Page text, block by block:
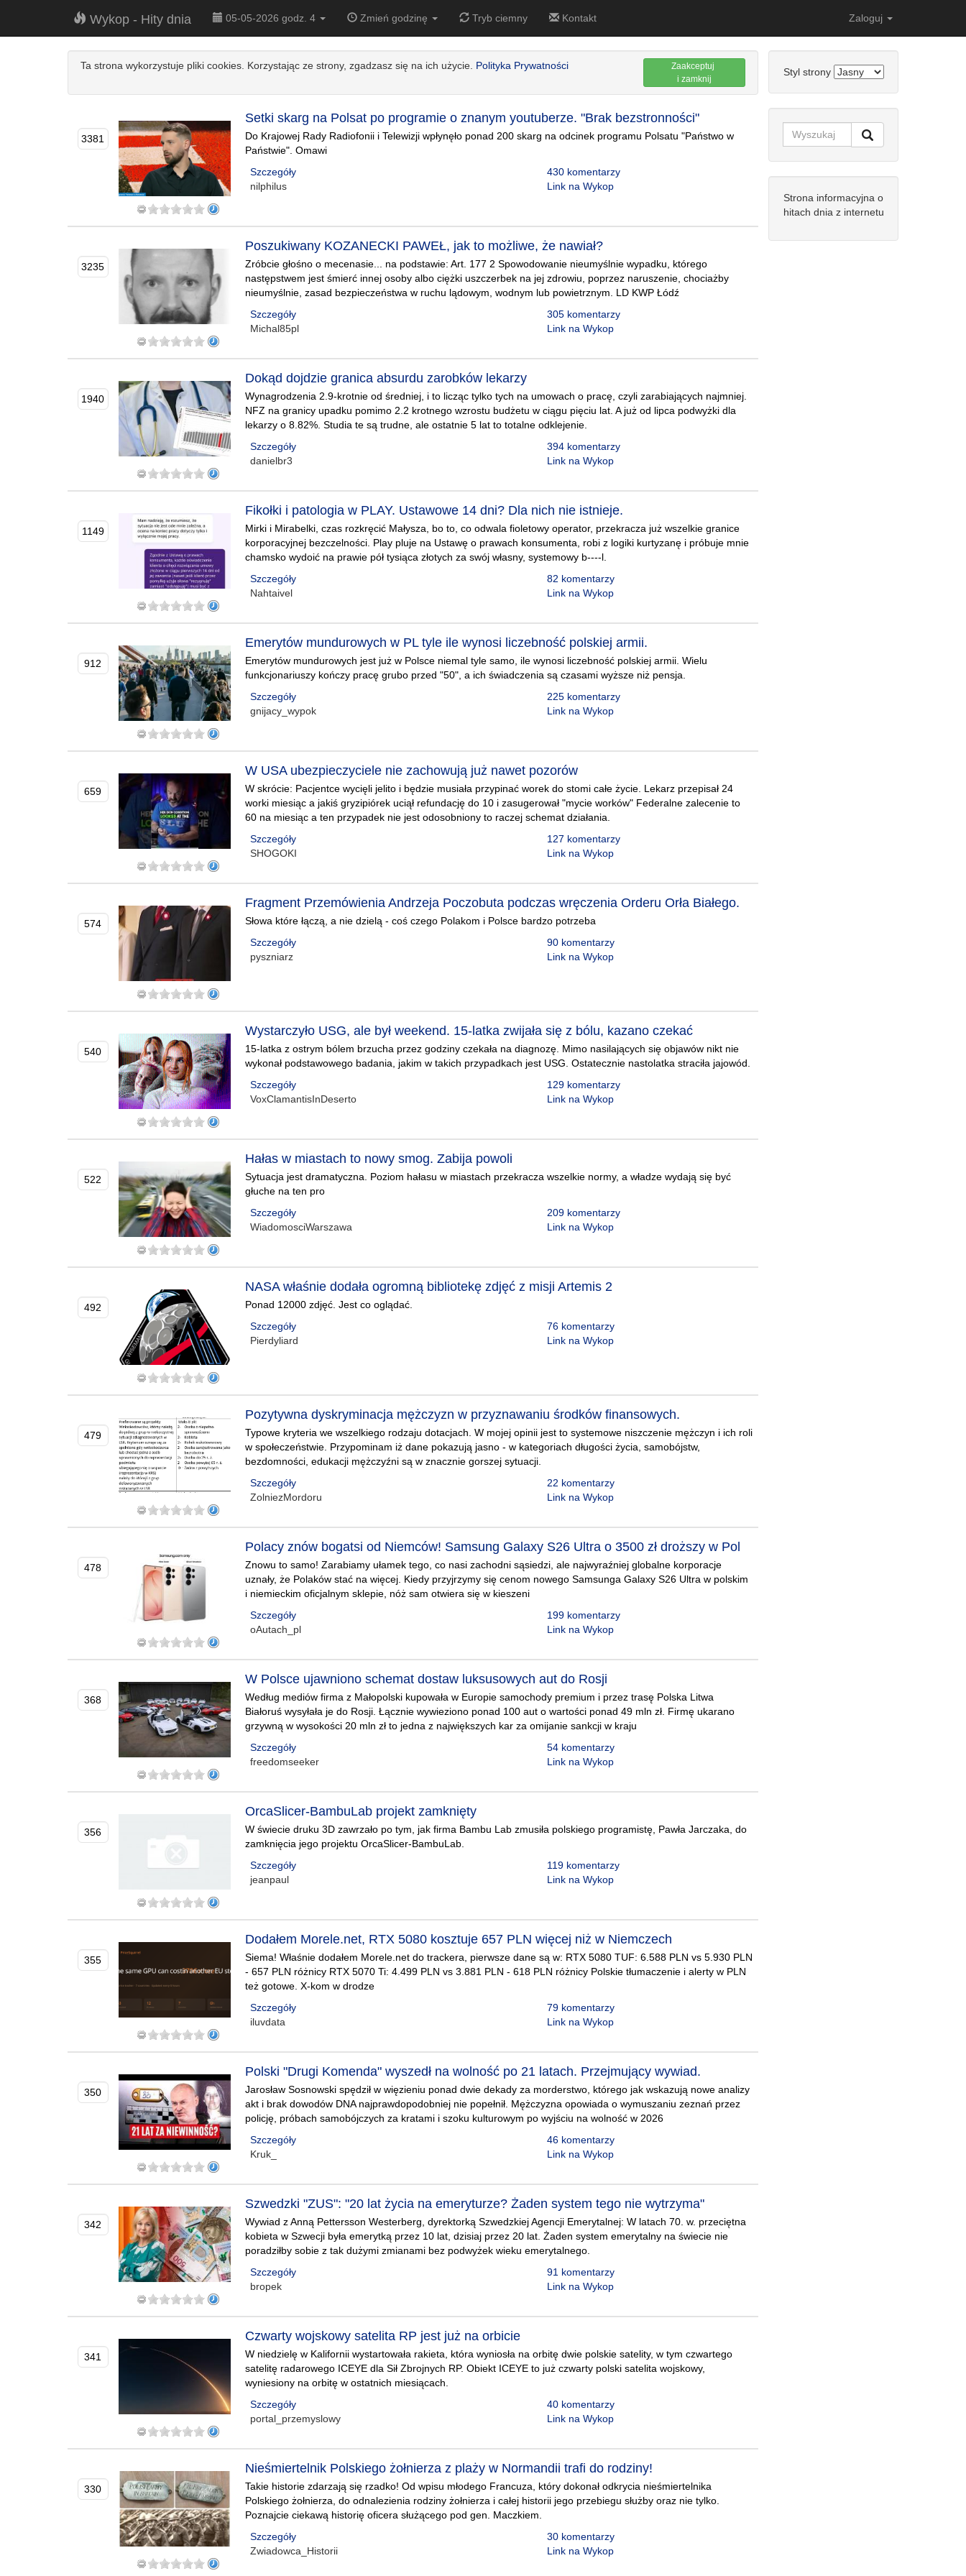
Wykop - Hity dnia 05-05-2026 godz. 4 Zmień godzinę Tryb ciemny Kontakt Zaloguj
Ta strona wykorzystuje pliki cookies. Korzystając ze strony, zgadzasz się na ich użycie. Polityka Prywatności
Zaakceptuj
i zamknij
3381
Setki skarg na Polsat po programie o znanym youtuberze. "Brak bezstronności"
Do Krajowej Rady Radiofonii i Telewizji wpłynęło ponad 200 skarg na odcinek programu Polsatu "Państwo w
Państwie". Omawi
Szczegóły
nilphilus
430 komentarzy
Link na Wykop
3235
Poszukiwany KOZANECKI PAWEŁ, jak to możliwe, że nawiał?
Zróbcie głośno o mecenasie... na podstawie: Art. 177 2 Spowodowanie nieumyślnie wypadku, którego
następstwem jest śmierć innej osoby albo ciężki uszczerbek na jej zdrowiu, poprzez naruszenie, chociażby
nieumyślnie, zasad bezpieczeństwa w ruchu lądowym, wodnym lub powietrznym. LD KWP Łódź
Szczegóły
Michal85pl
305 komentarzy
Link na Wykop
1940
Dokąd dojdzie granica absurdu zarobków lekarzy
Wynagrodzenia 2.9-krotnie od średniej, i to licząc tylko tych na umowach o pracę, czyli zarabiających najmniej.
NFZ na granicy upadku pomimo 2.2 krotnego wzrostu budżetu w ciągu pięciu lat. A już od lipca podwyżki dla
lekarzy o 8.82%. Studia te są trudne, ale ostatnie 5 lat to totalne odklejenie.
Szczegóły
danielbr3
394 komentarzy
Link na Wykop
1149
Fikołki i patologia w PLAY. Ustawowe 14 dni? Dla nich nie istnieje.
Mirki i Mirabelki, czas rozkręcić Małysza, bo to, co odwala fioletowy operator, przekracza już wszelkie granice
korporacyjnej bezczelności. Play pluje na Ustawę o prawach konsumenta, robi z logiki kurtyzanę i próbuje mnie
chamsko wydoić na prawie pół tysiąca złotych za swój własny, systemowy b----l.
Szczegóły
Nahtaivel
82 komentarzy
Link na Wykop
912
Emerytów mundurowych w PL tyle ile wynosi liczebność polskiej armii.
Emerytów mundurowych jest już w Polsce niemal tyle samo, ile wynosi liczebność polskiej armii. Wielu
funkcjonariuszy kończy pracę grubo przed "50", a ich świadczenia są czasami wyższe niż pensja.
Szczegóły
gnijacy_wypok
225 komentarzy
Link na Wykop
659
W USA ubezpieczyciele nie zachowują już nawet pozorów
W skrócie: Pacjentce wycięli jelito i będzie musiała przypinać worek do stomi całe życie. Lekarz przepisał 24
worki miesiąc a jakiś gryzipiórek uciął refundację do 10 i zasugerował "mycie worków" Federalne zalecenie to
60 na miesiąc a ten przypadek nie jest odosobniony to raczej schemat działania.
Szczegóły
SHOGOKI
127 komentarzy
Link na Wykop
574
Fragment Przemówienia Andrzeja Poczobuta podczas wręczenia Orderu Orła Białego.
Słowa które łączą, a nie dzielą - coś czego Polakom i Polsce bardzo potrzeba
Szczegóły
pyszniarz
90 komentarzy
Link na Wykop
540
Wystarczyło USG, ale był weekend. 15-latka zwijała się z bólu, kazano czekać
15-latka z ostrym bólem brzucha przez godziny czekała na diagnozę. Mimo nasilających się objawów nikt nie
wykonał podstawowego badania, jakim w takich przypadkach jest USG. Ostatecznie nastolatka straciła jajowód.
Szczegóły
VoxClamantisInDeserto
129 komentarzy
Link na Wykop
522
Hałas w miastach to nowy smog. Zabija powoli
Sytuacja jest dramatyczna. Poziom hałasu w miastach przekracza wszelkie normy, a władze wydają się być
głuche na ten pro
Szczegóły
WiadomosciWarszawa
209 komentarzy
Link na Wykop
492
NASA właśnie dodała ogromną bibliotekę zdjęć z misji Artemis 2
Ponad 12000 zdjęć. Jest co oglądać.
Szczegóły
Pierdyliard
76 komentarzy
Link na Wykop
479
Pozytywna dyskryminacja mężczyzn w przyznawaniu środków finansowych.
Typowe kryteria we wszelkiego rodzaju dotacjach. W mojej opinii jest to systemowe niszczenie mężczyn i ich roli
w społeczeństwie. Przypominam iż dane pokazują jasno - w kategoriach długości życia, samobójstw,
bezdomności, edukacji mężczyźni są w znacznie gorszej sytuacji.
Szczegóły
ZolniezMordoru
22 komentarzy
Link na Wykop
478
Polacy znów bogatsi od Niemców! Samsung Galaxy S26 Ultra o 3500 zł droższy w Pol
Znowu to samo! Zarabiamy ułamek tego, co nasi zachodni sąsiedzi, ale najwyraźniej globalne korporacje
uznały, że Polaków stać na więcej. Kiedy przyjrzymy się cenom nowego Samsunga Galaxy S26 Ultra w polskim
i niemieckim oficjalnym sklepie, nóż sam otwiera się w kieszeni
Szczegóły
oAutach_pl
199 komentarzy
Link na Wykop
368
W Polsce ujawniono schemat dostaw luksusowych aut do Rosji
Według mediów firma z Małopolski kupowała w Europie samochody premium i przez trasę Polska Litwa
Białoruś wysyłała je do Rosji. Łącznie wywieziono ponad 100 aut o wartości ponad 49 mln zł. Firmę ukarano
grzywną w wysokości 20 mln zł to jedna z największych kar za omijanie sankcji w kraju
Szczegóły
freedomseeker
54 komentarzy
Link na Wykop
356
OrcaSlicer-BambuLab projekt zamknięty
W świecie druku 3D zawrzało po tym, jak firma Bambu Lab zmusiła polskiego programistę, Pawła Jarczaka, do
zamknięcia jego projektu OrcaSlicer-BambuLab.
Szczegóły
jeanpaul
119 komentarzy
Link na Wykop
355
Dodałem Morele.net, RTX 5080 kosztuje 657 PLN więcej niż w Niemczech
Siema! Właśnie dodałem Morele.net do trackera, pierwsze dane są w: RTX 5080 TUF: 6.588 PLN vs 5.930 PLN
- 657 PLN różnicy RTX 5070 Ti: 4.499 PLN vs 3.881 PLN - 618 PLN różnicy Polskie tłumaczenie i alerty w PLN
też gotowe. X-kom w drodze
Szczegóły
iluvdata
79 komentarzy
Link na Wykop
350
Polski "Drugi Komenda" wyszedł na wolność po 21 latach. Przejmujący wywiad.
Jarosław Sosnowski spędził w więzieniu ponad dwie dekady za morderstwo, którego jak wskazują nowe analizy
akt i brak dowodów DNA najprawdopodobniej nie popełnił. Mężczyzna opowiada o wymuszaniu zeznań przez
policję, próbach samobójczych za kratami i szoku kulturowym po wyjściu na wolność w 2026
Szczegóły
Kruk_
46 komentarzy
Link na Wykop
342
Szwedzki "ZUS": "20 lat życia na emeryturze? Żaden system tego nie wytrzyma"
Wywiad z Anną Pettersson Westerberg, dyrektorką Szwedzkiej Agencji Emerytalnej: W latach 70. w. przeciętna
kobieta w Szwecji była emerytką przez 10 lat, dzisiaj przez 20 lat. Żaden system emerytalny na świecie nie
poradziłby sobie z tak dużymi zmianami bez podwyżek wieku emerytalnego.
Szczegóły
bropek
91 komentarzy
Link na Wykop
341
Czwarty wojskowy satelita RP jest już na orbicie
W niedzielę w Kalifornii wystartowała rakieta, która wyniosła na orbitę dwie polskie satelity, w tym czwartego
satelitę radarowego ICEYE dla Sił Zbrojnych RP. Obiekt ICEYE to już czwarty polski satelita wojskowy,
wyniesiony na orbitę w ostatnich miesiącach.
Szczegóły
portal_przemyslowy
40 komentarzy
Link na Wykop
330
Nieśmiertelnik Polskiego żołnierza z plaży w Normandii trafi do rodziny!
Takie historie zdarzają się rzadko! Od wpisu młodego Francuza, który dokonał odkrycia nieśmiertelnika
Polskiego żołnierza, do odnalezienia rodziny żołnierza i całej historii jego przebiegu służby oraz nie tylko.
Poznajcie ciekawą historię oficera służącego pod gen. Maczkiem.
Szczegóły
Zwiadowca_Historii
30 komentarzy
Link na Wykop
Styl strony
Strona informacyjna o
hitach dnia z internetu